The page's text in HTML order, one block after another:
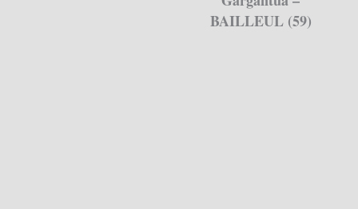
BAILLEUL (59)